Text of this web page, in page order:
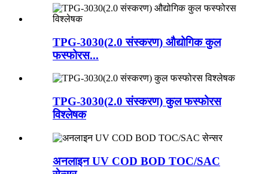
TPG-3030(2.0 संस्करण) औद्योगिक कुल
फस्फोरस...
TPG-3030(2.0 संस्करण) कुल फस्फोरस
विश्लेषक
अनलाइन UV COD BOD TOC/SAC